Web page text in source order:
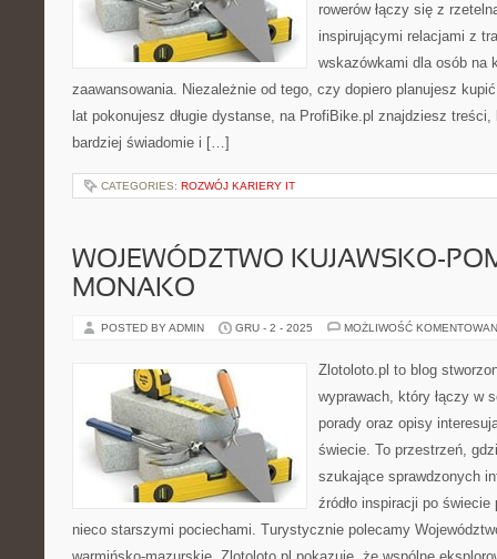
rowerów łączy się z
inspirującymi relacjami z
wskazówkami dla osób na
zaawansowania. Niezależnie od tego, czy dopiero planujesz
lat pokonujesz długie dystanse, na ProfiBike.pl znajdziesz
bardziej świadomie i […]
CATEGORIES: ROZWÓJ KARIERY IT
WOJEWÓDZTWO KUJAWSKO-
MONAKO
POSTED BY ADMIN GRU - 2 - 2025 MOŻLIWOŚĆ
Zlotoloto.pl to blog
wyprawach, który łączy w
porady oraz opisy
świecie. To przestrzeń,
szukające sprawdzonych
źródło inspiracji po
nieco starszymi pociechami. Turystycznie polecamy